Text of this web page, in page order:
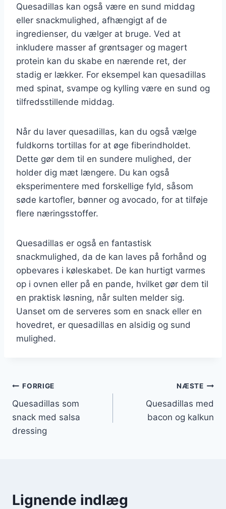
Quesadillas kan også være en sund middag
eller snackmulighed, afhængigt af de
ingredienser, du vælger at bruge. Ved at
inkludere masser af grøntsager og magert
protein kan du skabe en nærende ret, der
stadig er lækker. For eksempel kan quesadillas
med spinat, svampe og kylling være en sund og
tilfredsstillende middag.
Når du laver quesadillas, kan du også vælge
fuldkorns tortillas for at øge fiberindholdet.
Dette gør dem til en sundere mulighed, der
holder dig mæt længere. Du kan også
eksperimentere med forskellige fyld, såsom
søde kartofler, bønner og avocado, for at tilføje
flere næringsstoffer.
Quesadillas er også en fantastisk
snackmulighed, da de kan laves på forhånd og
opbevares i køleskabet. De kan hurtigt varmes
op i ovnen eller på en pande, hvilket gør dem til
en praktisk løsning, når sulten melder sig.
Uanset om de serveres som en snack eller en
hovedret, er quesadillas en alsidig og sund
mulighed.
Indlægsnavigation
FORRIGE
Quesadillas som
snack med salsa
dressing
NÆSTE
Quesadillas med
bacon og kalkun
Lignende indlæg